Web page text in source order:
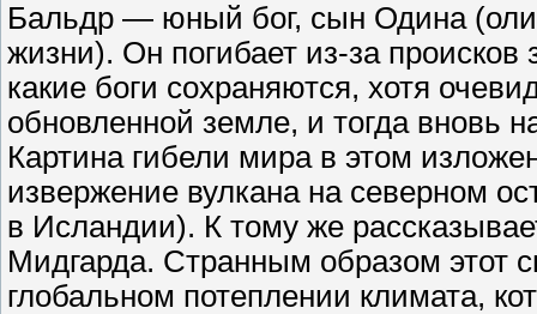
Бальдр — юный бог, сын Одина
жизни). Он погибает из-за происков
какие боги сохраняются, хотя
обновленной земле, и тогда вновь
Картина гибели мира в этом
извержение вулкана на северном
в Исландии). К тому же
Мидгарда. Странным образом этот
глобальном потеплении климата,